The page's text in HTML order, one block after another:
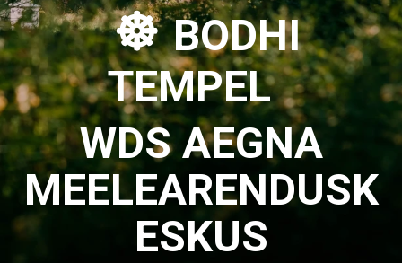
☸︎ BODHI
TEMPEL
WDS AEGNA
MEELEARENDUSK
ESKUS